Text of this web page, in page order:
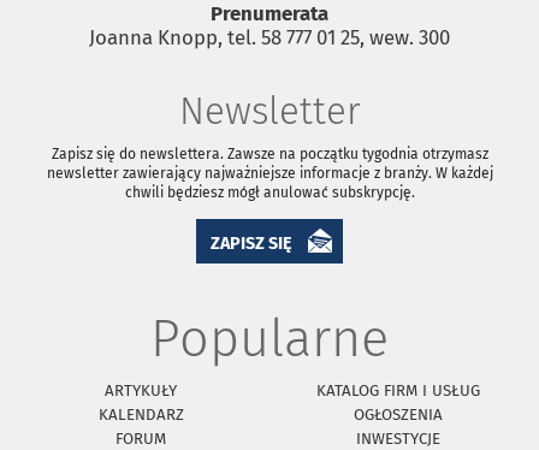
Prenumerata
Joanna Knopp, tel. 58 777 01 25, wew. 300
Newsletter
Zapisz się do newslettera. Zawsze na początku tygodnia otrzymasz
newsletter zawierający najważniejsze informacje z branży. W każdej
chwili będziesz mógł anulować subskrypcję.
ZAPISZ SIĘ
Popularne
ARTYKUŁY
KATALOG FIRM I USŁUG
KALENDARZ
OGŁOSZENIA
FORUM
INWESTYCJE